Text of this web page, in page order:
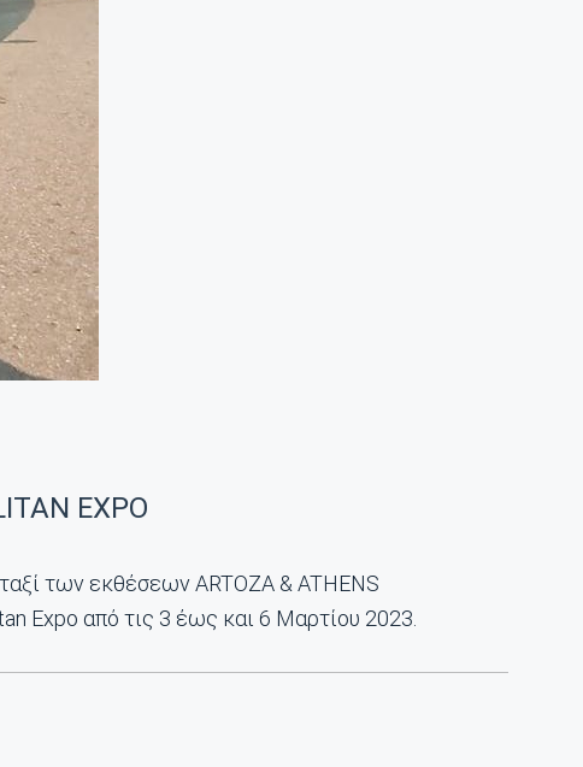
EXPO
των εκθέσεων ARTOZA & ATHENS
Expo από τις 3 έως και 6 Μαρτίου 2023.